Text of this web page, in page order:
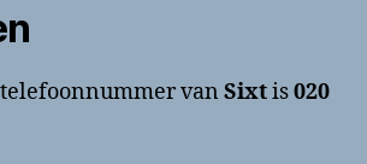
van Sixtis020